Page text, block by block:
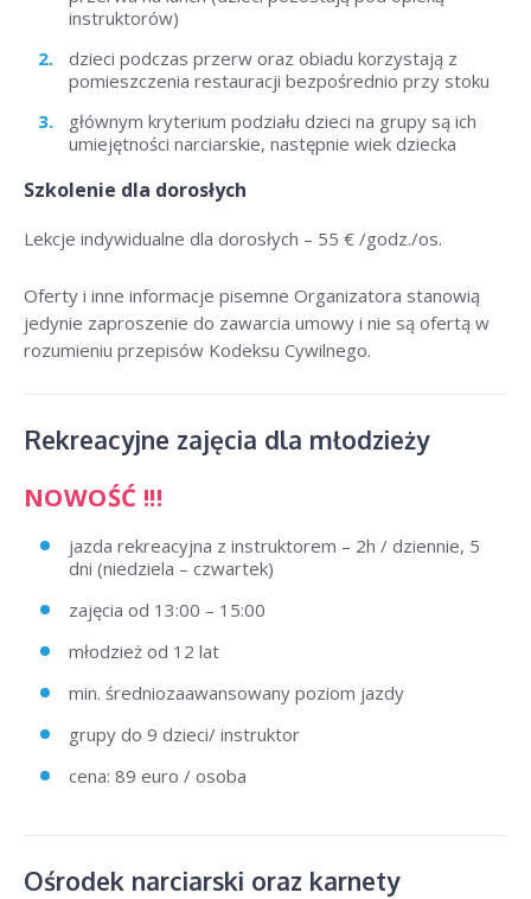
instruktorów)
dzieci podczas przerw oraz obiadu korzystają z
pomieszczenia restauracji bezpośrednio przy stoku
głównym kryterium podziału dzieci na grupy są ich
umiejętności narciarskie, następnie wiek dziecka
Szkolenie dla dorosłych
Lekcje indywidualne dla dorosłych – 55 € /godz./os.
Oferty i inne informacje pisemne Organizatora stanowią
jedynie zaproszenie do zawarcia umowy i nie są ofertą w
rozumieniu przepisów Kodeksu Cywilnego.
Rekreacyjne zajęcia dla młodzieży
NOWOŚĆ !!!
jazda rekreacyjna z instruktorem – 2h / dziennie, 5
dni (niedziela – czwartek)
zajęcia od 13:00 – 15:00
młodzież od 12 lat
min. średniozaawansowany poziom jazdy
grupy do 9 dzieci/ instruktor
cena: 89 euro / osoba
Ośrodek narciarski oraz karnety